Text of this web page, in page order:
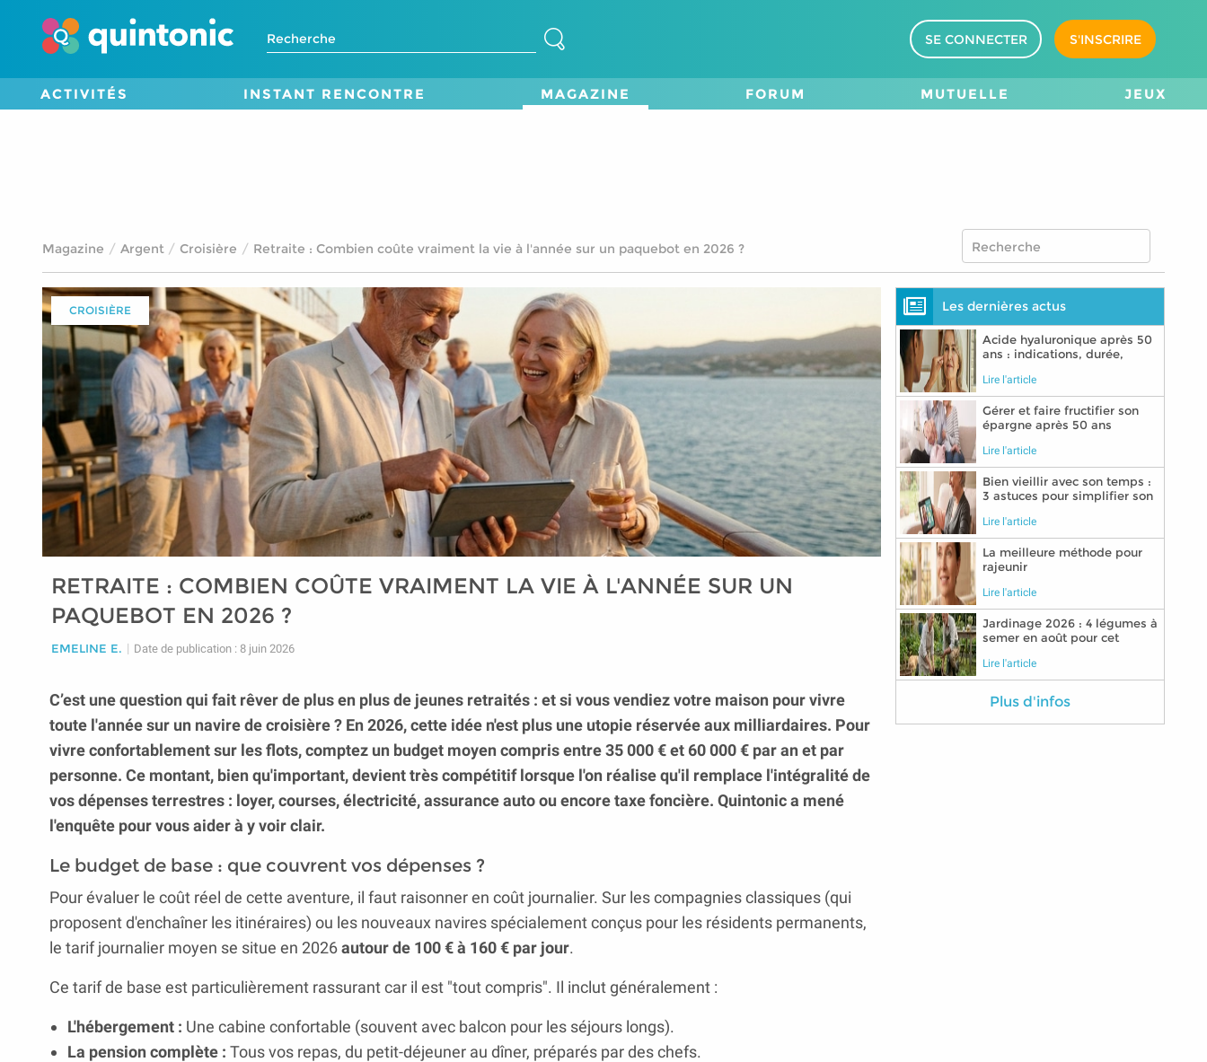
SE CONNECTER S'INSCRIRE
ACTIVITÉS INSTANT RENCONTRE MAGAZINE FORUM MUTUELLE JEUX
Magazine Argent Croisière Retraite : Combien coûte vraiment la vie à l'année sur un paquebot en 2026 ?
CROISIÈRE
RETRAITE : COMBIEN COÛTE VRAIMENT LA VIE À L'ANNÉE SUR UN
PAQUEBOT EN 2026 ?
EMELINE E. | Date de publication : 8 juin 2026
C’est une question qui fait rêver de plus en plus de jeunes retraités : et si vous vendiez votre maison pour vivre
toute l'année sur un navire de croisière ? En 2026, cette idée n'est plus une utopie réservée aux milliardaires. Pour
vivre confortablement sur les flots, comptez un budget moyen compris entre 35 000 € et 60 000 € par an et par
personne. Ce montant, bien qu'important, devient très compétitif lorsque l'on réalise qu'il remplace l'intégralité de
vos dépenses terrestres : loyer, courses, électricité, assurance auto ou encore taxe foncière. Quintonic a mené
l'enquête pour vous aider à y voir clair.
Le budget de base : que couvrent vos dépenses ?
Pour évaluer le coût réel de cette aventure, il faut raisonner en coût journalier. Sur les compagnies classiques (qui
proposent d'enchaîner les itinéraires) ou les nouveaux navires spécialement conçus pour les résidents permanents,
le tarif journalier moyen se situe en 2026autour de 100 € à 160 € par jour.
Ce tarif de base est particulièrement rassurant car il est "tout compris". Il inclut généralement :
L'hébergement : Une cabine confortable (souvent avec balcon pour les séjours longs).
La pension complète : Tous vos repas, du petit-déjeuner au dîner, préparés par des chefs.
Les dernières actus
Acide hyaluronique après 50
ans : indications, durée,
Lire l'article
Gérer et faire fructifier son
épargne après 50 ans
Lire l'article
Bien vieillir avec son temps :
3 astuces pour simplifier son
nouvelles technologies
Lire l'article
La meilleure méthode pour
rajeunir
Lire l'article
Jardinage 2026 : 4 légumes à
semer en août pour cet
Lire l'article
Plus d'infos